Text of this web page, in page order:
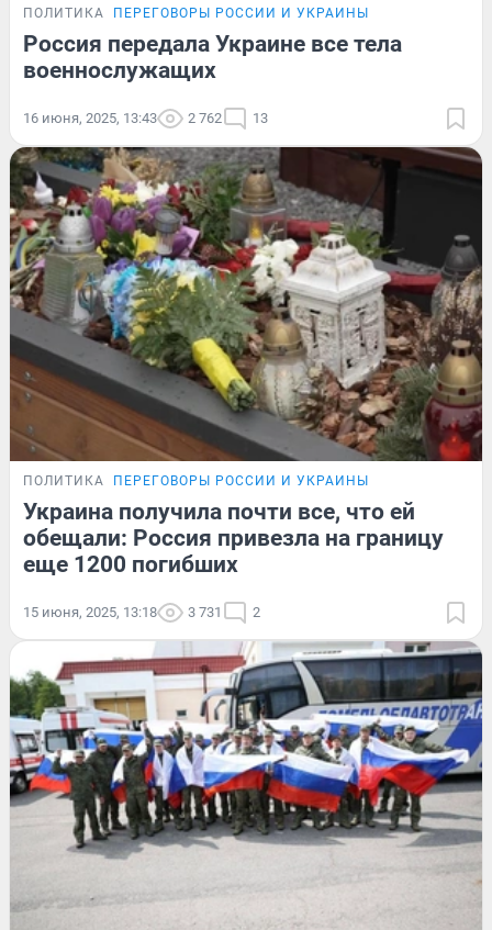
ПОЛИТИКА ПЕРЕГОВОРЫ РОССИИ И УКРАИНЫ
Россия передала Украине все тела
военнослужащих
16 июня, 2025, 13:43 2 762 13
ПОЛИТИКА ПЕРЕГОВОРЫ РОССИИ И УКРАИНЫ
Украина получила почти все, что ей
обещали: Россия привезла на границу
еще 1200 погибших
15 июня, 2025, 13:18 3 731 2